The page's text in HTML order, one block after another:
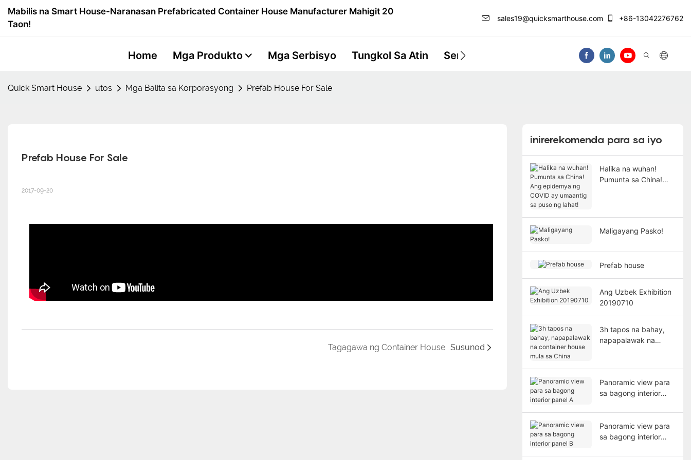
Mabilis na Smart House-Naranasan Prefabricated Container House Manufacturer Mahigit 20
Taon!
sales19@quicksmarthouse.com +86-13042276762
Home Mga Produkto Mga Serbisyo Tungkol Sa Atin Sentro Ng Impormasyon Makipag-Ugnay Sa
Quick Smart House utos Mga Balita sa Korporasyong Prefab House For Sale
Prefab House For Sale
2017-09-20
Tagagawa ng Container House Susunod
inirerekomenda para sa iyo
Halika na wuhan!
Pumunta sa China!
Maligayang Pasko!
Prefab house
Ang Uzbek Exhibition
20190710
3h tapos na bahay,
napapalawak na
Panoramic view para
sa bagong interior
Panoramic view para
sa bagong interior